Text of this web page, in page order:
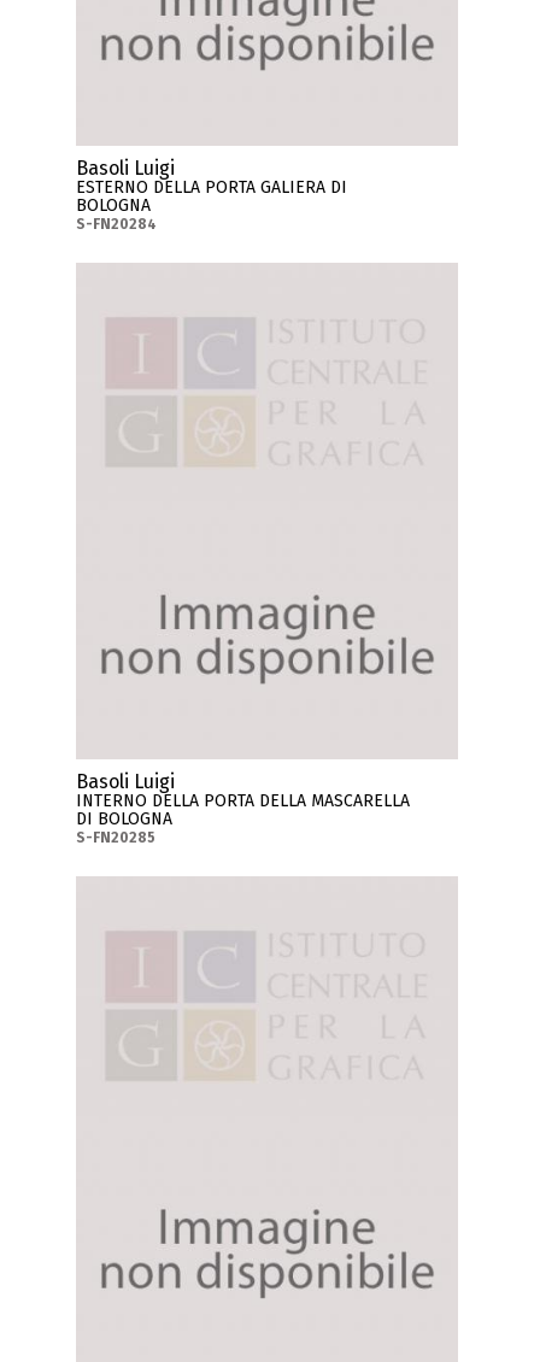
Basoli Luigi
ESTERNO DELLA PORTA GALIERA DI
BOLOGNA
S-FN20284
Basoli Luigi
INTERNO DELLA PORTA DELLA MASCARELLA
DI BOLOGNA
S-FN20285